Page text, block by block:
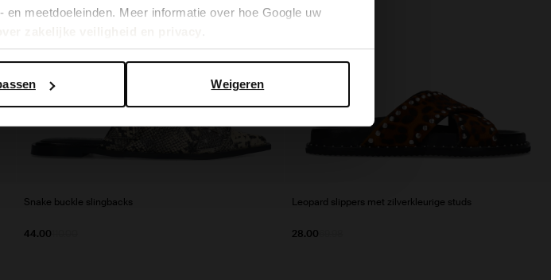
meetdoeleinden. Meer informatie over hoe Google uw
Weigeren
Snake buckle slingbacks
44.00
Leopard slippers met zilverkleurige studs
28.00
No, stay in Dutch